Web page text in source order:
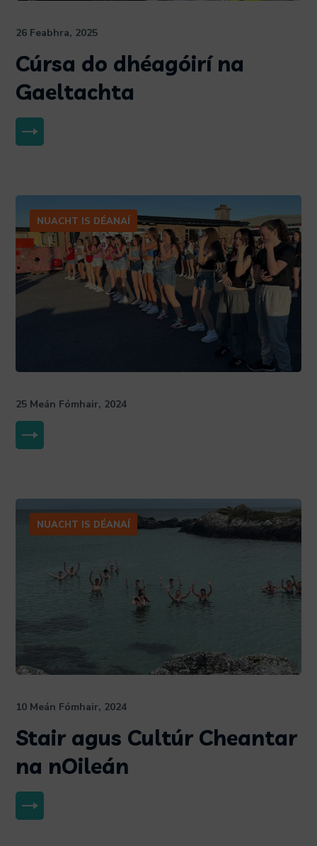
26 Feabhra, 2025
Cúrsa do dhéagóirí na
Gaeltachta
NUACHT IS DÉANAÍ
25 Meán Fómhair, 2024
NUACHT IS DÉANAÍ
10 Meán Fómhair, 2024
Stair agus Cultúr Cheantar
na nOileán